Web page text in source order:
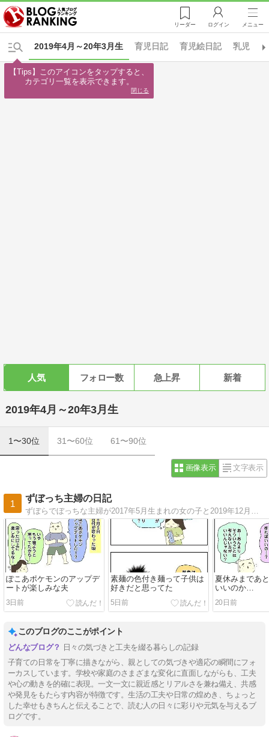
リーダー ログイン メニュー
育児日記 育児絵日記 乳児
2019年4月～20年3月生
人気 フォロー数 急上昇 新着
2019年4月～20年3月生
1〜30位 31〜60位 61〜90位
画像表示 文字表示
1
ずぼっち主婦の日記
ぽこあポケモンのアップデ
ートが楽しみな夫
3日前
素麺の色付き麺って子供は
好きだと思ってた
5日前
夏休みまであ
いいのか…
20日前
このブログのここがポイント
日々の気づきと工夫を綴る暮らしの記録
子育ての日常を丁寧に描きながら、親としての気づきや適応の瞬間にフォ
ーカスしています。学校や家庭のさまざまな変化に直面しながらも、工夫
や心の動きを的確に表現。一文一文に親近感とリアルさを兼ね備え、共感
や発見をもたらす内容が特徴です。生活の工夫や日常の煌めき、ちょっと
した幸せもきちんと伝えることで、読む人の日々に彩りや元気を与えるブ
ログです。
【Tips】このアイコンをタップすると、
カテゴリ一覧を表示できます。
閉じる